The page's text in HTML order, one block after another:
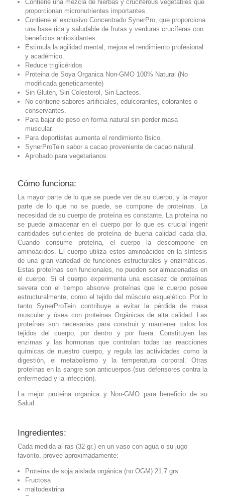
Contiene una mezcla de hierbas y cruciferous vegetables que
proporcionan micronutrientes importantes.
Contiene el exclusivo Concentrado SynerPro, que proporciona
una base rica y saludable de frutas y verduras crucíferas con
beneficios antioxidantes.
Estimula la agilidad mental, mejora el rendimiento profesional
y académico.
Reduce triglicéridos
Proteina de Soya Organica Non-GMO 100% Natural (No
modificada geneticamente)
Sin Gluten, Sin Colesterol, Sin Lacteos.
No contiene sabores artificiales, edulcorantes, colorantes o
conservantes.
Para bajar de peso en forma natural sin perder masa
muscular.
Para deportistas aumenta el rendimiento fisico.
SynerProTein sabor a cacao proveniente de cacao natural.
Aprobado para vegetarianos.
Cómo funciona:
La mayor parte de lo que se puede ver de su cuerpo, y la mayor
parte de lo que no se puede, se compone de proteínas. La
necesidad de su cuerpo de proteína es constante. La proteína no
se puede almacenar en el cuerpo por lo que es crucial ingerir
cantidades suficientes de proteína de buena calidad cada día.
Cuando consume proteína, el cuerpo la descompone en
aminoácidos. El cuerpo utiliza estos aminoácidos en la síntesis
de una gran variedad de funciones estructurales y enzimáticas.
Estas proteínas son funcionales, no pueden ser almacenadas en
el cuerpo. Si el cuerpo experimenta una escasez de proteínas
severa con el tiempo absorve proteínas que le cuerpo posee
estructuralmente, como el tejido del músculo esquelético. Por lo
tanto SynerProTein contribuye a evitar la pérdida de masa
muscular y ósea con proteinas Orgánicas de alta calidad. Las
proteínas son necesarias para construir y mantener todos los
tejidos del cuerpo, por dentro y por fuera. Constituyen las
enzimas y las hormonas que controlan todas las reacciones
químicas de nuestro cuerpo, y regula las actividades como la
digestión, el metabolismo y la temperatura corporal. Otras
proteínas en la sangre son anticuerpos (sus defensores contra la
enfermedad y la infección).
La mejor proteina organica y Non-GMO para beneficio de su
Salud.
Ingredientes:
Cada medida al ras (32 gr.) en un vaso con agua o su jugo
favorito, provee aproximadamente:
Proteína de soja aislada orgánica (no OGM) 21.7 grs
Fructosa
maltodextrina